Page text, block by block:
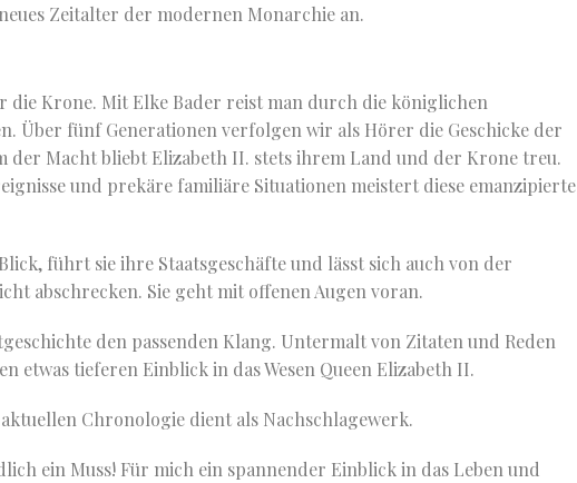
Zeitalter der modernen Monarchie an.
die Krone. Mit Elke Bader reist man durch die königlichen
Über fünf Generationen verfolgen wir als Hörer die Geschicke der
Macht bliebt Elizabeth II. stets ihrem Land und der Krone treu.
und prekäre familiäre Situationen meistert diese emanzipierte
führt sie ihre Staatsgeschäfte und lässt sich auch von der
abschrecken. Sie geht mit offenen Augen voran.
den passenden Klang. Untermalt von Zitaten und Reden
etwas tieferen Einblick in das Wesen Queen Elizabeth II.
Chronologie dient als Nachschlagewerk.
ein Muss! Für mich ein spannender Einblick in das Leben und